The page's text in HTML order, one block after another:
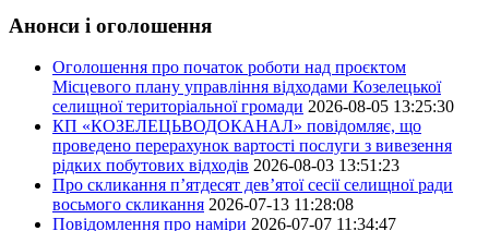
Анонси і оголошення
Оголошення про початок роботи над проєктом
Місцевого плану управління відходами Козелецької
селищної територіальної громади 2026-08-05 13:25:30
КП «КОЗЕЛЕЦЬВОДОКАНАЛ» повідомляє, що
проведено перерахунок вартості послуги з вивезення
рідких побутових відходів 2026-08-03 13:51:23
Про скликання п’ятдесят дев’ятої сесії селищної ради
восьмого скликання 2026-07-13 11:28:08
Повідомлення про наміри 2026-07-07 11:34:47